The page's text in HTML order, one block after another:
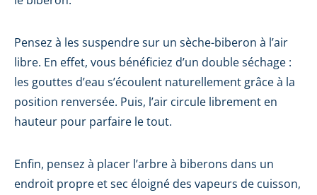
Pensez à les suspendre sur un sèche-biberon à l’air
libre. En effet, vous bénéficiez d’un double séchage :
les gouttes d’eau s’écoulent naturellement grâce à la
position renversée. Puis, l’air circule librement en
hauteur pour parfaire le tout.
Enfin, pensez à placer l’arbre à biberons dans un
endroit propre et sec éloigné des vapeurs de cuisson,